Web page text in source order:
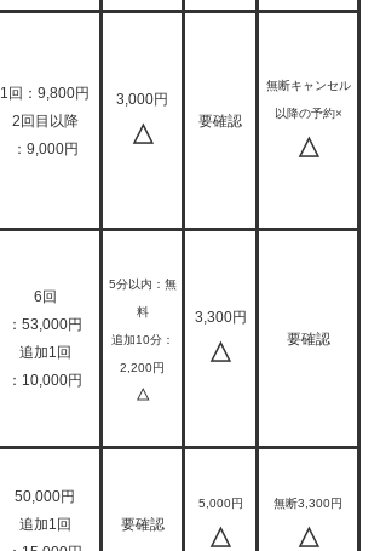
1回：9,800円
2回目以降
：9,000円
3,000円
△ 要確認
無断キャンセル
以降の予約×
△
6回
：53,000円
追加1回
：10,000円
5分以内：無
料
追加10分：
2,200円
△
3,300円
△ 要確認
50,000円
追加1回
要確認
5,000円
△
無断3,300円
△